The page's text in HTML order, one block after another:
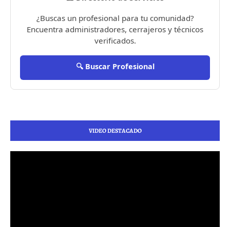
¿Buscas un profesional para tu comunidad?
Encuentra administradores, cerrajeros y técnicos
verificados.
🔍 Buscar Profesional
VIDEO DESTACADO